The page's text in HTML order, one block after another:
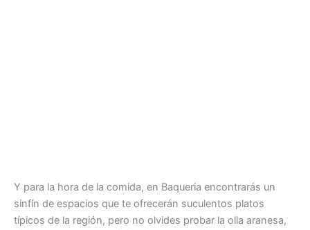
Y para la hora de la comida, en Baqueria encontrarás un
sinfín de espacios que te ofrecerán suculentos platos
típicos de la región, pero no olvides probar la olla aranesa,